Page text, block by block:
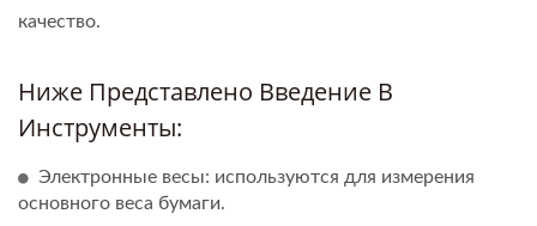
качество.
Ниже Представлено Введение В
Инструменты:
Электронные весы: используются для измерения
основного веса бумаги.